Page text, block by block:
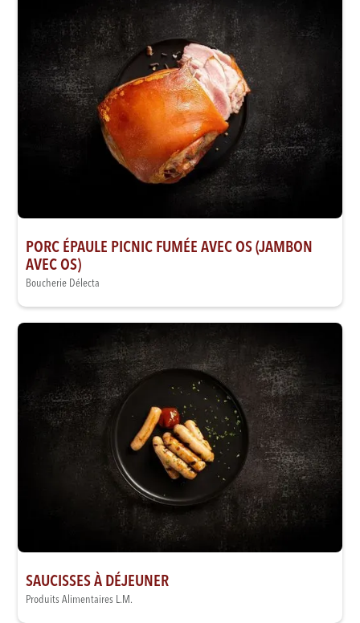
PORC ÉPAULE PICNIC FUMÉE AVEC OS (JAMBON
AVEC OS)
Boucherie Délecta
SAUCISSES À DÉJEUNER
Produits Alimentaires L.M.